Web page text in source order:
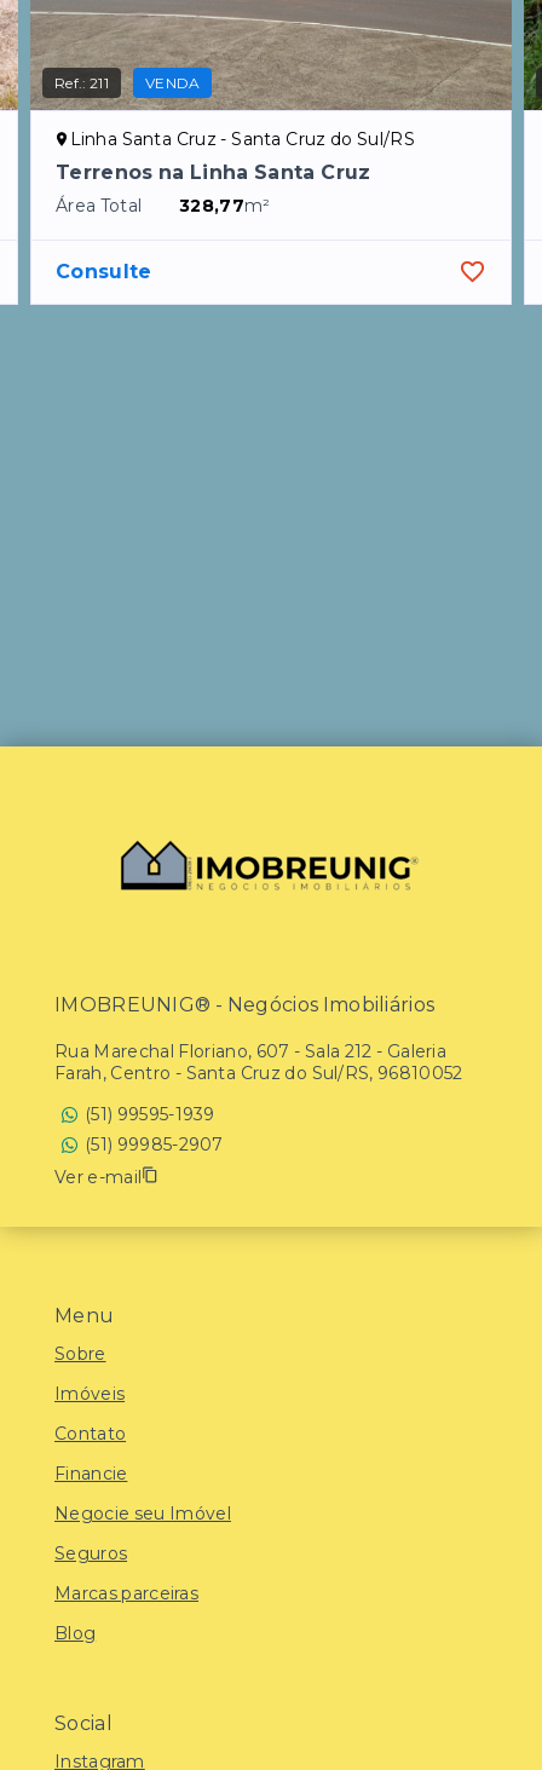
Ref.:211 VENDA
Linha Santa Cruz - Santa Cruz do Sul/RS
Terrenos na Linha Santa Cruz
Área Total 328,77m²
Consulte
Menu
Sobre
Imóveis
Contato
Financie
Negocie seu Imóvel
Seguros
Marcas parceiras
Blog
Social
Instagram
IMOBREUNIG® - Negócios Imobiliários
Rua Marechal Floriano, 607 - Sala 212 - Galeria
Farah, Centro - Santa Cruz do Sul/RS, 96810052
(51) 99595-1939
(51) 99985-2907
Ver e-mail